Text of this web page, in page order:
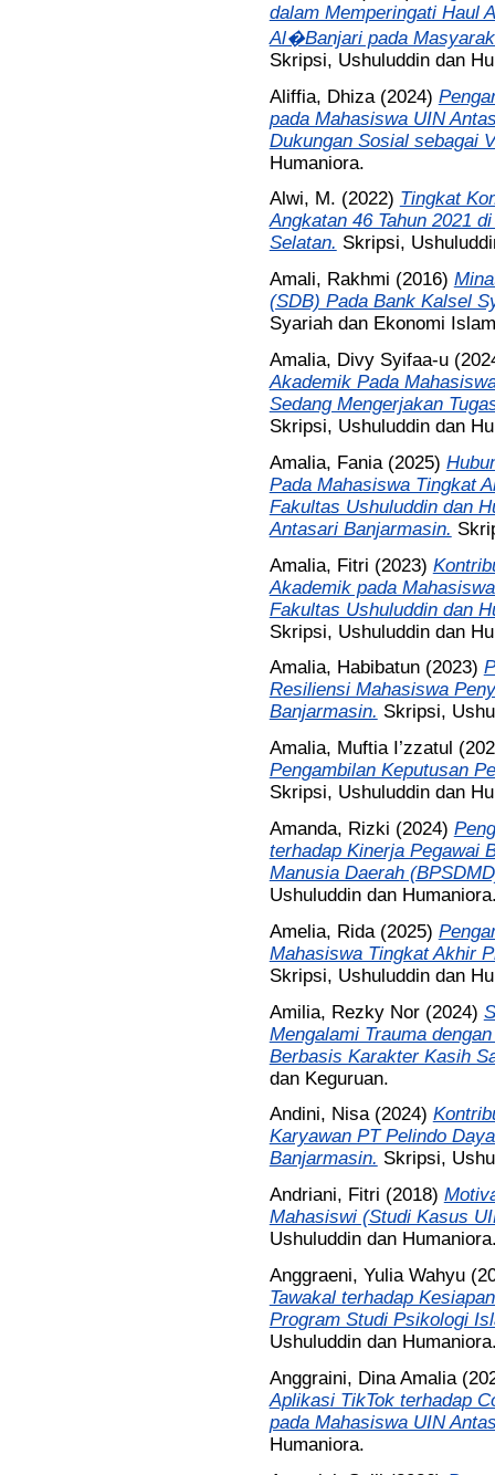
dalam Memperingati Haul
Al�Banjari pada
Skripsi, Ushuluddin dan
Aliffia, Dhiza(2024)
pada Mahasiswa UIN
Dukungan Sosial sebagai
Humaniora.
Alwi, M. (2022) Tingkat
Angkatan 46 Tahun 2021
Selatan. Skripsi,
Amali, Rakhmi (2016)
(SDB) Pada Bank Kalsel
Syariah dan Ekonomi
Amalia, Divy Syifaa-u
Akademik Pada
Sedang Mengerjakan
Skripsi, Ushuluddin dan
Amalia, Fania(2025)
Pada Mahasiswa Tingkat
Fakultas Ushuluddin dan
Antasari Banjarmasin.
Amalia, Fitri (2023)
Akademik pada
Fakultas Ushuluddin dan
Skripsi, Ushuluddin dan
Amalia, Habibatun(2023)
Resiliensi Mahasiswa
Banjarmasin. Skripsi,
Amalia, Muftia I’zzatul
Pengambilan Keputusan
Skripsi, Ushuluddin dan
Amanda, Rizki (2024)
terhadap Kinerja Pegawai
Manusia Daerah
Ushuluddin dan
Amelia, Rida(2025)
Mahasiswa Tingkat Akhir
Skripsi, Ushuluddin dan
Amilia, Rezky Nor(2024)
Mengalami Trauma
Berbasis Karakter Kasih
dan Keguruan.
Andini, Nisa(2024)
Karyawan PT Pelindo
Banjarmasin. Skripsi,
Andriani, Fitri (2018)
Mahasiswi (Studi Kasus
Ushuluddin dan
Anggraeni, Yulia Wahyu
Tawakal terhadap
Program Studi Psikologi
Ushuluddin dan
Anggraini, Dina Amalia
Aplikasi TikTok terhadap
pada Mahasiswa UIN
Humaniora.